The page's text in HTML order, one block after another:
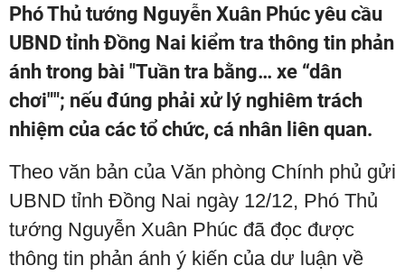
Phó Thủ tướng Nguyễn Xuân Phúc yêu cầu
UBND tỉnh Đồng Nai kiểm tra thông tin phản
ánh trong bài "Tuần tra bằng… xe “dân
chơi""; nếu đúng phải xử lý nghiêm trách
nhiệm của các tổ chức, cá nhân liên quan.
Theo văn bản của Văn phòng Chính phủ gửi
UBND tỉnh Đồng Nai ngày 12/12, Phó Thủ
tướng Nguyễn Xuân Phúc đã đọc được
thông tin phản ánh ý kiến của dư luận về